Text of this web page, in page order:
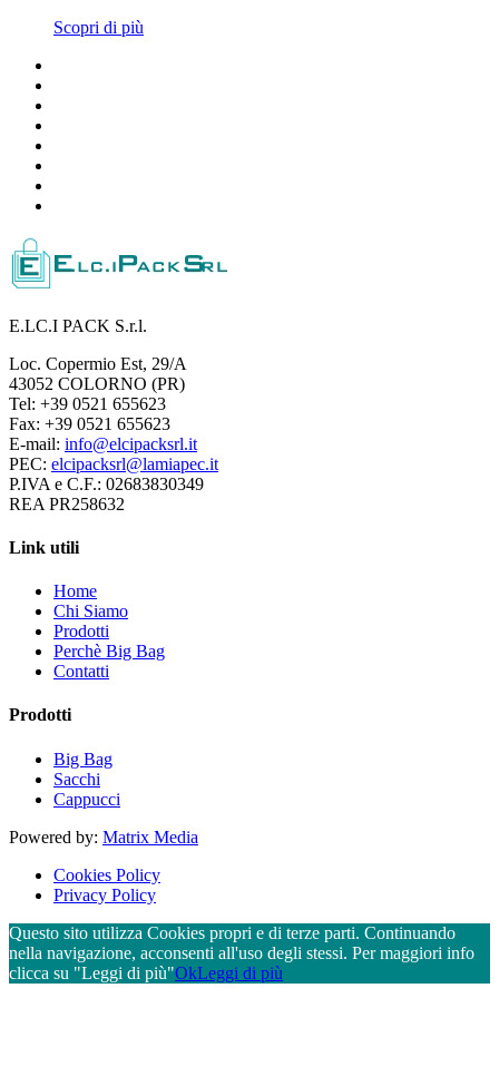
Scopri di più
E.LC.I PACK S.r.l.
Loc. Copermio Est, 29/A
43052 COLORNO (PR)
Tel: +39 0521 655623
Fax: +39 0521 655623
E-mail: info@elcipacksrl.it
PEC: elcipacksrl@lamiapec.it
P.IVA e C.F.: 02683830349
REA PR258632
Link utili
Home
Chi Siamo
Prodotti
Perchè Big Bag
Contatti
Prodotti
Big Bag
Sacchi
Cappucci
Powered by: Matrix Media
Cookies Policy
Privacy Policy
Questo sito utilizza Cookies propri e di terze parti. Continuando
nella navigazione, acconsenti all'uso degli stessi. Per maggiori info
clicca su "Leggi di più"OkLeggi di più